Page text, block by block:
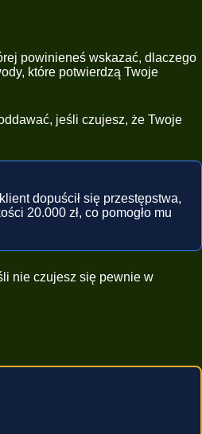
powinieneś wskazać, dlaczego
które potwierdzą Twoje
jeśli czujesz, że Twoje
dopuścił się przestępstwa,
20.000 zł, co pomogło mu
nie czujesz się pewnie w